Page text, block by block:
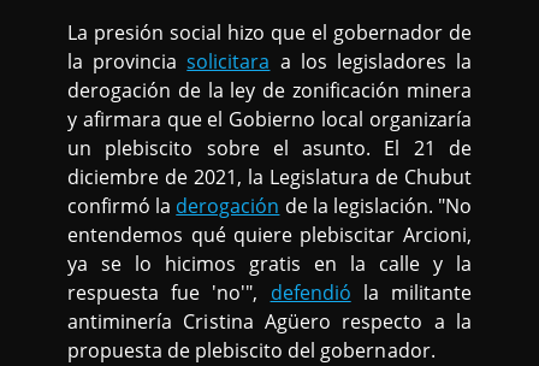
La presión social hizo que el gobernador de
la provinciasolicitara a los legisladores la
derogación de la ley de zonificación minera
y afirmara que el Gobierno local organizaría
un plebiscito sobre el asunto. El 21 de
diciembre de 2021, la Legislatura de Chubut
confirmó la derogación de la legislación. "No
entendemos qué quiere plebiscitar Arcioni,
ya se lo hicimos gratis en la calle y la
respuesta fue 'no'", defendió la militante
antiminería Cristina Agüero respecto a la
propuesta de plebiscito del gobernador.